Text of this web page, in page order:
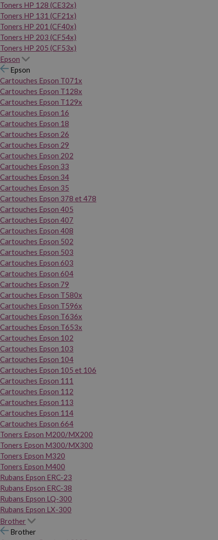
Toners HP 128 (CE32x)
Toners HP 131 (CF21x)
Toners HP 201 (CF40x)
Toners HP 203 (CF54x)
Toners HP 205 (CF53x)
Epson
Epson
Cartouches Epson T071x
Cartouches Epson T128x
Cartouches Epson T129x
Cartouches Epson 16
Cartouches Epson 18
Cartouches Epson 26
Cartouches Epson 29
Cartouches Epson 202
Cartouches Epson 33
Cartouches Epson 34
Cartouches Epson 35
Cartouches Epson 378 et 478
Cartouches Epson 405
Cartouches Epson 407
Cartouches Epson 408
Cartouches Epson 502
Cartouches Epson 503
Cartouches Epson 603
Cartouches Epson 604
Cartouches Epson 79
Cartouches Epson T580x
Cartouches Epson T596x
Cartouches Epson T636x
Cartouches Epson T653x
Cartouches Epson 102
Cartouches Epson 103
Cartouches Epson 104
Cartouches Epson 105 et 106
Cartouches Epson 111
Cartouches Epson 112
Cartouches Epson 113
Cartouches Epson 114
Cartouches Epson 664
Toners Epson M200/MX200
Toners Epson M300/MX300
Toners Epson M320
Toners Epson M400
Rubans Epson ERC-23
Rubans Epson ERC-38
Rubans Epson LQ-300
Rubans Epson LX-300
Brother
Brother